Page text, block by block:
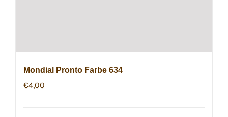
Mondial Pronto Farbe 634
€4,00